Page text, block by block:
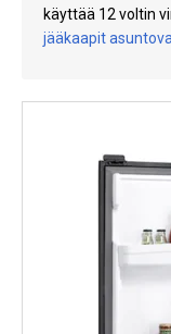
Varaosat
käyttää 12 voltin
jääkaapit